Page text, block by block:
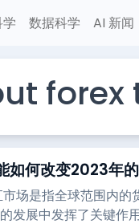
数据科学 AI 新闻
如何改变2023年
场是指全球范围内的
发展中发挥了关键作